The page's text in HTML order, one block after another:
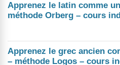
Apprenez le latin comme
méthode Orberg – cours
Apprenez le grec ancien
– méthode Logos – cours